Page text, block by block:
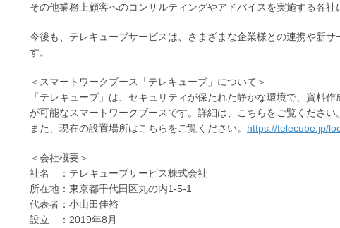
その他業務上顧客へのコンサルティングやアドバイスを実施する各社
今後も、テレキューブサービスは、さまざまな企業様との連携や新
す。
＜スマートワークブース「テレキューブ」について＞
「テレキューブ」は、セキュリティが保たれた静かな環境で、資料
が可能なスマートワークブースです。詳細は、こちらをご覧ください。
また、現在の設置場所はこちらをご覧ください。 https://telecube.jp/
＜会社概要＞
社名 ：テレキューブサービス株式会社
所在地：東京都千代田区丸の内1-5-1
代表者：小山田佳裕
設立 ：2019年8月